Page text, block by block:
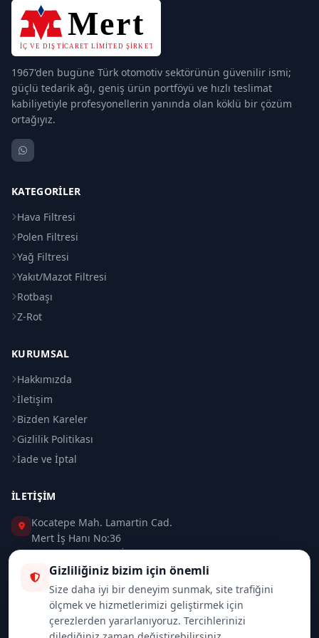
1967'den bugüne Türk otomotiv sektörünün güvenilir ismi;
güçlü tedarik ağı, geniş ürün portföyü ve hızlı teslimat
kabiliyetiyle profesyonellerin yanında olan köklü bir çözüm
ortağıyız.
KATEGORILER
Hava Filtresi
Polen Filtresi
Yağ Filtresi
Yakıt/Mazot Filtresi
Rotbaşı
Z-Rot
KURUMSAL
Hakkımızda
İletişim
Bizden Kareler
Gizlilik Politikası
İade ve İptal
İLETIŞIM
Kocatepe Mah. Lamartin Cad.
Mert İş Hanı No:36
Taksim / Beyoğlu / İSTANBUL
0 (212) 235 37 83
0 (532) 418 08 46
Gizliliğiniz bizim için önemli
Size daha iyi bir deneyim sunmak, site trafiğini
ölçmek ve hizmetlerimizi geliştirmek için
çerezlerden yararlanıyoruz. Tercihlerinizi